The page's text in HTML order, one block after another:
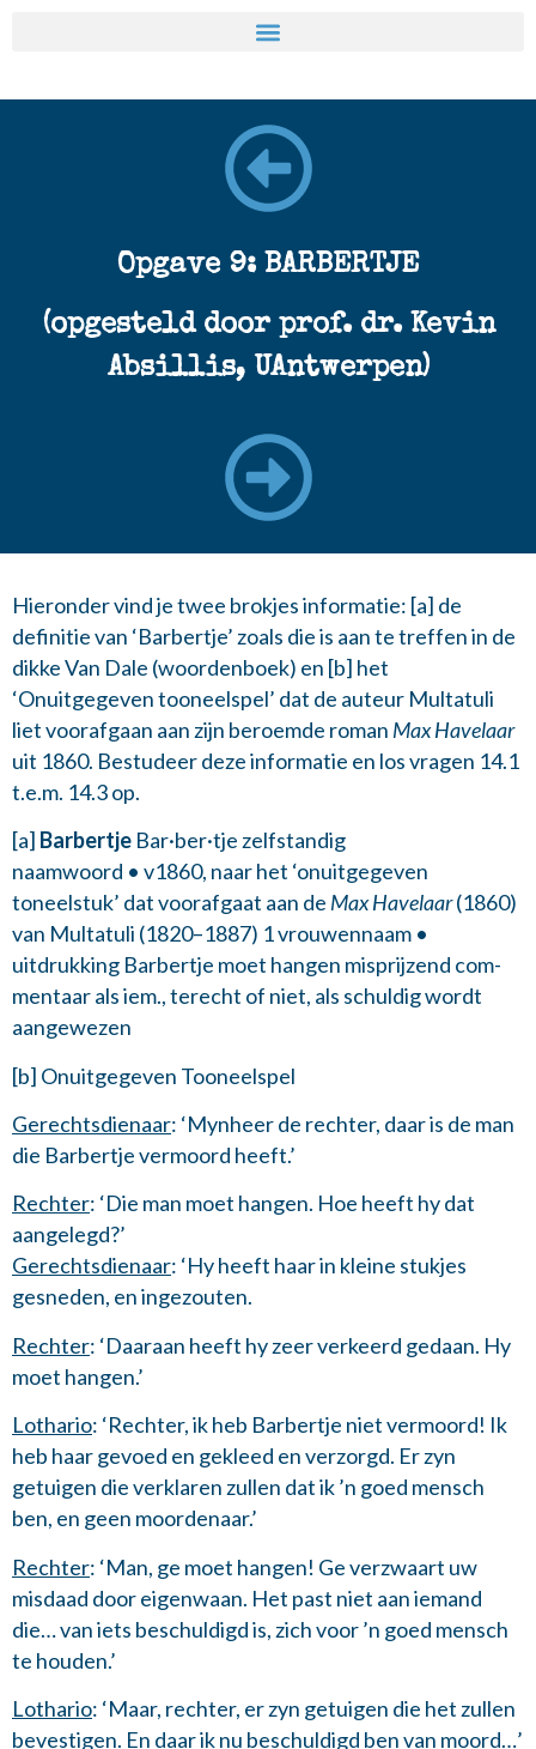
Opgave 9: BARBERTJE
(opgesteld door prof. dr. Kevin
Absillis, UAntwerpen)
Hieronder vind je twee brokjes informatie: [a] de
definitie van ‘Barbertje’ zoals die is aan te treffen in de
dikke Van Dale (woordenboek) en [b] het
‘Onuitgegeven tooneelspel’ dat de auteur Multatuli
liet voorafgaan aan zijn beroemde roman Max Havelaar
uit 1860. Bestudeer deze informatie en los vragen 14.1
t.e.m. 14.3 op.
[a] Bar­ber­tje Bar·ber·tje zelfstandig
naamwoord • v1860, naar het ‘on­uit­ge­ge­ven
toneelstuk’ dat voor­af­gaat aan de Max Ha­ve­laar(1860)
van Mul­ta­tu­li (1820–1887) 1 vrou­wennaam •
uitdrukking Bar­ber­tje moet han­gen mis­prij­zend com­
men­taar als iem., te­recht of niet, als schul­dig wordt
aan­ge­we­zen
[b] Onuitgegeven Tooneelspel
Gerechtsdienaar: ‘Mynheer de rechter, daar is de man
die Barbertje vermoord heeft.’
Rechter: ‘Die man moet hangen. Hoe heeft hy dat
aangelegd?’
Gerechtsdienaar: ‘Hy heeft haar in kleine stukjes
gesneden, en ingezouten.
Rechter: ‘Daaraan heeft hy zeer verkeerd gedaan. Hy
moet hangen.’
Lothario: ‘Rechter, ik heb Barbertje niet vermoord! Ik
heb haar gevoed en gekleed en verzorgd. Er zyn
getuigen die verklaren zullen dat ik ’n goed mensch
ben, en geen moordenaar.’
Rechter: ‘Man, ge moet hangen! Ge verzwaart uw
misdaad door eigenwaan. Het past niet aan iemand
die… van iets beschuldigd is, zich voor ’n goed mensch
te houden.’
Lothario: ‘Maar, rechter, er zyn getuigen die het zullen
bevestigen. En daar ik nu beschuldigd ben van moord…’